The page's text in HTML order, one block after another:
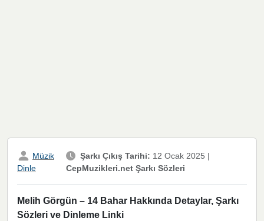
Müzik
Dinle
Şarkı Çıkış Tarihi: 12 Ocak 2025 |
CepMuzikleri.net Şarkı Sözleri
Melih Görgün – 14 Bahar Hakkında Detaylar, Şarkı
Sözleri ve Dinleme Linki